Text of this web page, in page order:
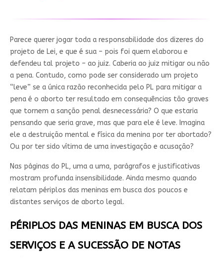
Parece querer jogar toda a responsabilidade dos dizeres do
projeto de Lei, e que é sua – pois foi quem elaborou e
defendeu tal projeto – ao juiz. Caberia ao juiz mitigar ou não
a pena. Contudo, como pode ser considerado um projeto
“leve” se a única razão reconhecida pelo PL para mitigar a
pena é o aborto ter resultado em consequências tão graves
que tornem a sanção penal desnecessária? O que estaria
pensando que seria grave, mas que para ele é leve. Imagina
ele a destruição mental e física da menina por ter abortado?
Ou por ter sido vítima de uma investigação e acusação?
Nas páginas do PL, uma a uma, parágrafos e justificativas
mostram profunda insensibilidade. Ainda mesmo quando
relatam périplos das meninas em busca dos poucos e
distantes serviços de aborto legal.
PÉRIPLOS DAS MENINAS EM BUSCA DOS
SERVIÇOS E A SUCESSÃO DE NOTAS